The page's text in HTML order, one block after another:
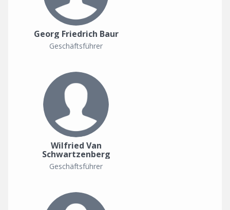
Georg Friedrich Baur
Geschäftsführer
Wilfried Van
Schwartzenberg
Geschäftsführer